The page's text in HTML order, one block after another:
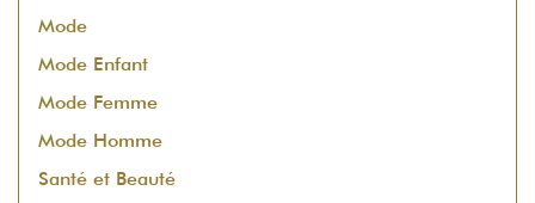
Mode
Mode Enfant
Mode Femme
Mode Homme
Santé et Beauté